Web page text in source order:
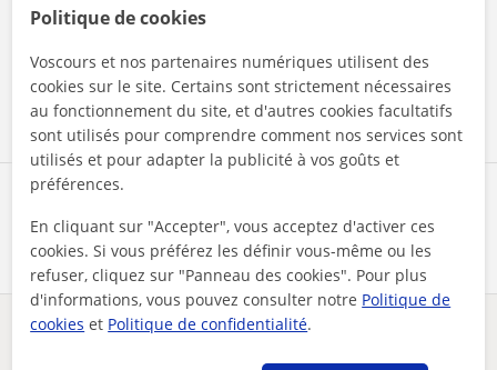
mentions légaleset deconfidentialité
Contacter maintenant
Des problèmes avec ce profil ?
Politique de cookies
Voscours et nos partenaires numériques utilisent des
cookies sur le site. Certains sont strictement nécessaires
au fonctionnement du site, et d'autres cookies facultatifs
sont utilisés pour comprendre comment nos services sont
utilisés et pour adapter la publicité à vos goûts et
préférences.
En cliquant sur "Accepter", vous acceptez d'activer ces
cookies. Si vous préférez les définir vous-même ou les
refuser, cliquez sur "Panneau des cookies". Pour plus
d'informations, vous pouvez consulter notre Politique de
cookies et Politique de confidentialité.